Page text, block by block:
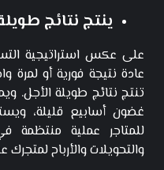
ينتج نتائج
على عكس استراتيجية
عادة نتيجة فورية أو لمرة
تنتج نتائج طويلة الأجل.
غضون أسابيع قليلة،
للمتاجر عملية منتظمة
والتحويلات والأرباح لمتجرك